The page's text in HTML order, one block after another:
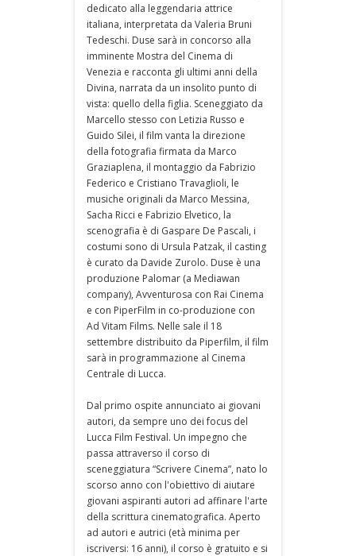
dedicato alla leggendaria attrice
italiana, interpretata da Valeria Bruni
Tedeschi. Duse sarà in concorso alla
imminente Mostra del Cinema di
Venezia e racconta gli ultimi anni della
Divina, narrata da un insolito punto di
vista: quello della figlia. Sceneggiato da
Marcello stesso con Letizia Russo e
Guido Silei, il film vanta la direzione
della fotografia firmata da Marco
Graziaplena, il montaggio da Fabrizio
Federico e Cristiano Travaglioli, le
musiche originali da Marco Messina,
Sacha Ricci e Fabrizio Elvetico, la
scenografia è di Gaspare De Pascali, i
costumi sono di Ursula Patzak, il casting
è curato da Davide Zurolo. Duse è una
produzione Palomar (a Mediawan
company), Avventurosa con Rai Cinema
e con PiperFilm in co-produzione con
Ad Vitam Films. Nelle sale il 18
settembre distribuito da Piperfilm, il film
sarà in programmazione al Cinema
Centrale di Lucca.
Dal primo ospite annunciato ai giovani
autori, da sempre uno dei focus del
Lucca Film Festival. Un impegno che
passa attraverso il corso di
sceneggiatura “Scrivere Cinema”, nato lo
scorso anno con l'obiettivo di aiutare
giovani aspiranti autori ad affinare l'arte
della scrittura cinematografica. Aperto
ad autori e autrici (età minima per
iscriversi: 16 anni), il corso è gratuito e si